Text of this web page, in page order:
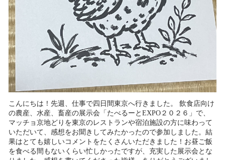
こんにちは！先週、仕事で四日間東京へ行きました。 飲食店向け
の農産、水産、畜産の展示会「たべるーとEXPO２０２６」で、
マッチョ京地どりを東京のレストランや宿泊施設の方に味わって
いただいて、感想をお聞きしてみたかったので参加しました。結
果はとても嬉しいコメントをたくさんいただきました！お昼ご飯
を食べる間もないくらい忙しかったですが、充実した展示会とな